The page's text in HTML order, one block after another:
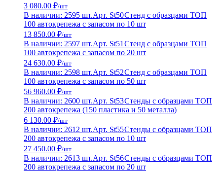
3 080.00 ₽/шт
В наличии: 2595 шт.Арт. St50Стенд с образцами ТОП
100 автокрепежа с запасом по 10 шт
13 850.00 ₽/шт
В наличии: 2597 шт.Арт. St51 Стенд с образцами ТОП
100 автокрепежа с запасом по 20 шт
24 630.00 ₽/шт
В наличии: 2598 шт.Арт. St52Стенд с образцами ТОП
100 автокрепежа с запасом по 50 шт
56 960.00 ₽/шт
В наличии: 2600 шт.Арт. St53Стенды с образцами ТОП
200 автокрепежа (150 пластика и 50 металла)
6 130.00 ₽/шт
В наличии: 2612 шт.Арт. St55Стенды с образцами ТОП
200 автокрепежа с запасом по 10 шт
27 450.00 ₽/шт
В наличии: 2613 шт.Арт. St56Стенды с образцами ТОП
200 автокрепежа с запасом по 20 шт